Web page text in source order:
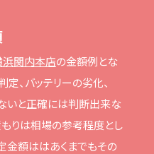
浜関内本店の⾦額例とな
、バッテリーの劣化、
いと正確には判断出来な
りは相場の参考程度とし
⾦額ははあくまでもその